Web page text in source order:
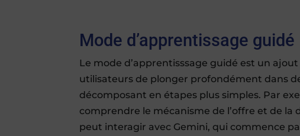
Mode d’apprentissage guidé
Le mode d’apprentisssage guidé est un
utilisateurs de plonger profondément dans
décomposant en étapes plus simples. Par
comprendre le mécanisme de l’offre et de
peut interagir avec Gemini, qui commence